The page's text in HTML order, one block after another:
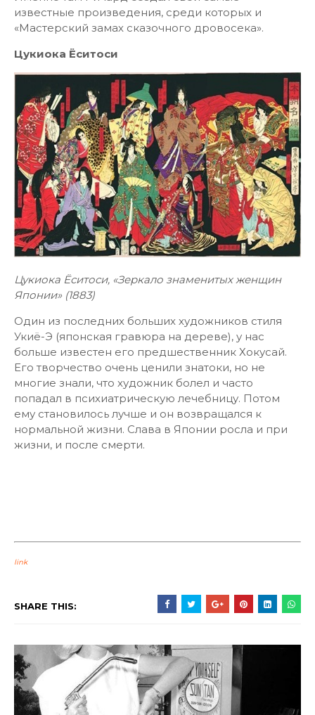
известные произведения, среди которых и
«Мастерский замах сказочного дровосека».
Цукиока Ёситоси
Цукиока Ёситоси, «Зеркало знаменитых женщин
Японии» (1883)
Один из последних больших художников стиля
Укиё-Э (японская гравюра на дереве), у нас
больше известен его предшественник Хокусай.
Его творчество очень ценили знатоки, но не
многие знали, что художник болел и часто
попадал в психиатрическую лечебницу. Потом
ему становилось лучше и он возвращался к
нормальной жизни. Слава в Японии росла и при
жизни, и после смерти.
link
SHARE THIS: